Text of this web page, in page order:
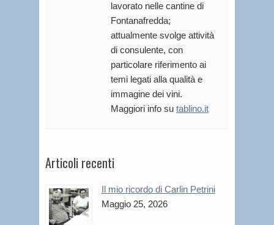
lavorato nelle cantine di
Fontanafredda;
attualmente svolge attività
di consulente, con
particolare riferimento ai
temi legati alla qualità e
immagine dei vini.
Maggiori info su tablino.it
Articoli recenti
Il mio ricordo di Carlin Petrini
Maggio 25, 2026